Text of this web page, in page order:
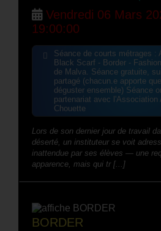
Vendredi 06 Mars
19:00:00
Séance de courts métrages :
Black Scarf - Border -
de Malva. Séance gratuite,
partagé (chacun.e apporte
déguster ensemble) Séance
partenariat avec l'Association
Chouette
Lors de son dernier jour de travail
déserté, un instituteur se voit
inattendue par ses élèves — une
apparence, mais qui tr [...]
BORDER